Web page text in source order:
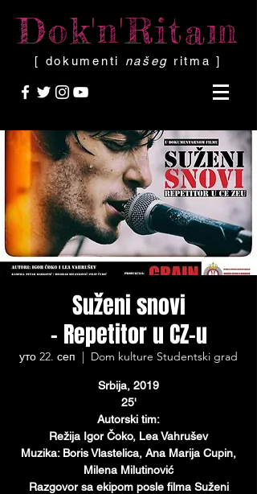
Dok'n'Ritam
[ dokumenti našeg ritma ]
Suženi snovi
- Repetitor u CZ-u
уто 22. сеп
  |
Dom kulture Studentski grad
Srbija, 2019
25'
Autorski tim:
Režija Igor Čoko, Lea Vahrušev
Muzika: Boris Vlastelica, Ana Marija Cupin,
Milena Milutinović
Razgovor sa ekipom posle filma Suženi